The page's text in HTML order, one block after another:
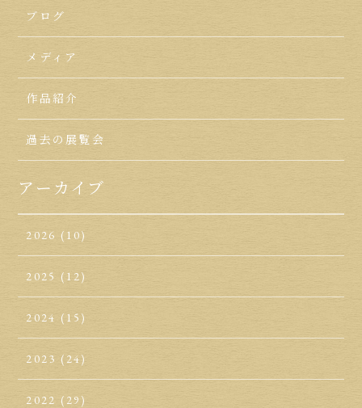
ブログ
メディア
作品紹介
過去の展覧会
アーカイブ
2026 (10)
2025 (12)
2024 (15)
2023 (24)
2022 (29)